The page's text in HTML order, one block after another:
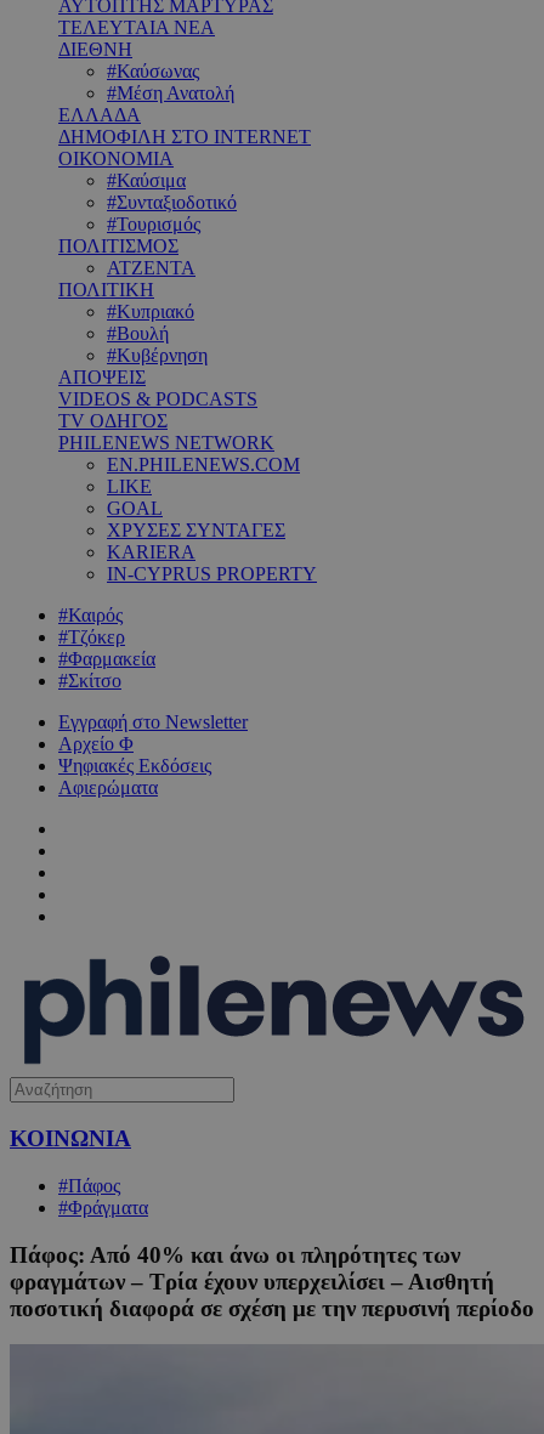
ΑΥΤΟΠΤΗΣ ΜΑΡΤΥΡΑΣ
ΤΕΛΕΥΤΑΙΑ ΝΕΑ
ΔΙΕΘΝΗ
#Καύσωνας
#Μέση Ανατολή
ΕΛΛΑΔΑ
ΔΗΜΟΦΙΛΗ ΣΤΟ INTERNET
ΟΙΚΟΝΟΜΙΑ
#Καύσιμα
#Συνταξιοδοτικό
#Τουρισμός
ΠΟΛΙΤΙΣΜΟΣ
ΑΤΖΕΝΤΑ
ΠΟΛΙΤΙΚΗ
#Κυπριακό
#Βουλή
#Κυβέρνηση
ΑΠΟΨΕΙΣ
VIDEOS & PODCASTS
TV ΟΔΗΓΟΣ
PHILENEWS NETWORK
EN.PHILENEWS.COM
LIKE
GOAL
ΧΡΥΣΕΣ ΣΥΝΤΑΓΕΣ
KARIERA
IN-CYPRUS PROPERTY
#Καιρός
#Τζόκερ
#Φαρμακεία
#Σκίτσο
Εγγραφή στο Newsletter
Αρχείο Φ
Ψηφιακές Εκδόσεις
Αφιερώματα
ΚΟΙΝΩΝΙΑ
#Πάφος
#Φράγματα
Πάφος: Από 40% και άνω οι πληρότητες των
φραγμάτων – Τρία έχουν υπερχειλίσει – Αισθητή
ποσοτική διαφορά σε σχέση με την περυσινή περίοδο